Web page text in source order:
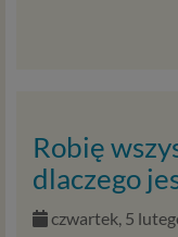
Robię
dlaczego
czwartek, 5
usługi,
masz również
zmiany
Twoje dane, w